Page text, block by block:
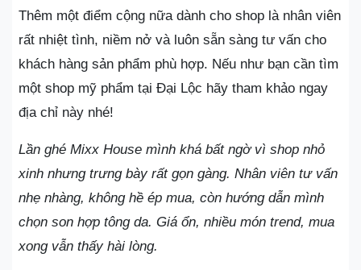
Thêm một điểm cộng nữa dành cho shop là nhân viên
rất nhiệt tình, niềm nở và luôn sẵn sàng tư vấn cho
khách hàng sản phẩm phù hợp. Nếu như bạn cần tìm
một shop mỹ phẩm tại Đại Lộc hãy tham khảo ngay
địa chỉ này nhé!
Lần ghé Mixx House mình khá bất ngờ vì shop nhỏ
xinh nhưng trưng bày rất gọn gàng. Nhân viên tư vấn
nhẹ nhàng, không hề ép mua, còn hướng dẫn mình
chọn son hợp tông da. Giá ổn, nhiều món trend, mua
xong vẫn thấy hài lòng.